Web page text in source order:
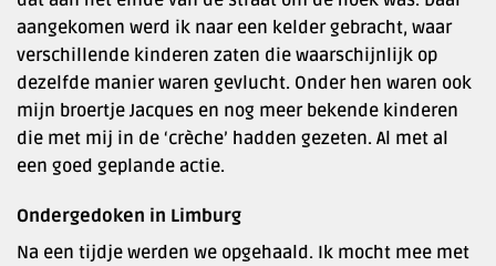
aangekomen werd ik naar een kelder gebracht, waar
verschillende kinderen zaten die waarschijnlijk op
dezelfde manier waren gevlucht. Onder hen waren ook
mijn broertje Jacques en nog meer bekende kinderen
die met mij in de ‘crèche’ hadden gezeten. Al met al
een goed geplande actie.
Ondergedoken in Limburg
Na een tijdje werden we opgehaald. Ik mocht mee met